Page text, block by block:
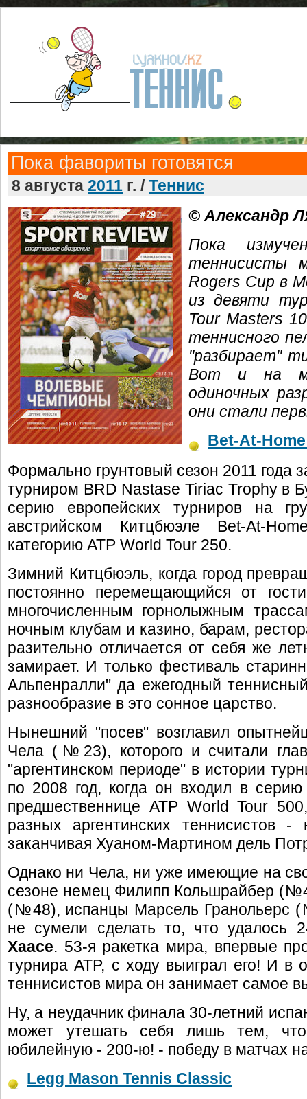
Пока фавориты готовятся
8 августа 2011 г. / Теннис
© Александр
Пока
теннисисты
Rogers Cup в
из девяти
Tour Masters
теннисного
"разбирает"
Вот и на
одиночных
они стали
Bet-At-
Формально грунтовый сезон 2011 года
турниром BRD Nastase Tiriac Trophy в
серию европейских турниров на
австрийском Китцбюэле Bet-At-
категорию ATP World Tour 250.
Зимний Китцбюэль, когда город
постоянно перемещающийся от
многочисленным горнолыжным
ночным клубам и казино, барам,
разительно отличается от себя же
замирает. И только фестиваль
Альпенралли" да ежегодный
разнообразие в это сонное царство.
Нынешний "посев" возглавил
Чела (№23), которого и считали
"аргентинском периоде" в истории
по 2008 год, когда он входил в
предшественнице ATP World Tour
разных аргентинских теннисистов
заканчивая Хуаном-Мартином дель
Однако ни Чела, ни уже имеющие на
сезоне немец Филипп Кольшрайбер
(№48), испанцы Марсель
не сумели сделать то, что удалось
Хаасе. 53-я ракетка мира, впервые
турнира ATP, с ходу выиграл его! И в
теннисистов мира он занимает самое
Ну, а неудачник финала 30-летний
может утешать себя лишь тем,
юбилейную - 200-ю! - победу в матчах
Legg Mason Tennis Classic